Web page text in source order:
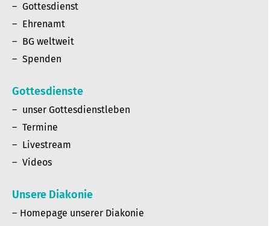
Gottesdienst
Ehrenamt
BG weltweit
Spenden
Gottesdienste
unser Gottesdienstleben
Termine
Livestream
Videos
Unsere Diakonie
Homepage unserer Diakonie